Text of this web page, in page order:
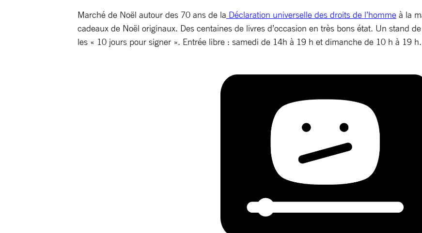
Marché de Noël autour des 70 ans de la Déclaration universelle des droits de l’homme à la
cadeaux de Noël originaux. Des centaines de livres d’occasion en très bons état. Un stand
les « 10 jours pour signer ». Entrée libre : samedi de 14h à 19 h et dimanche de 10 h à 19 h.